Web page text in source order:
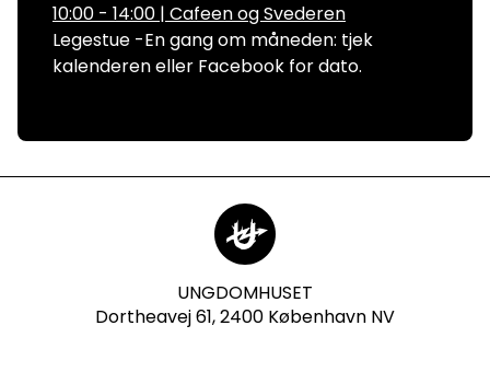
10:00 - 14:00 | Cafeen og Svederen
Legestue -En gang om måneden: tjek
kalenderen eller Facebook for dato.
UNGDOMHUSET
Dortheavej 61, 2400 København NV